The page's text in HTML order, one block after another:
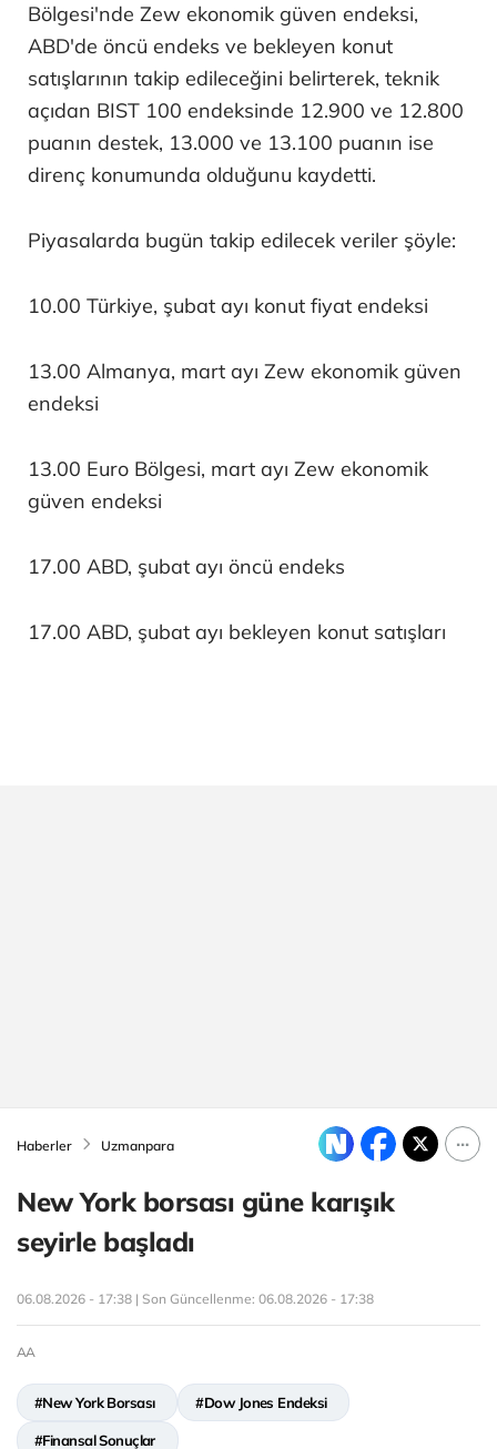
Bölgesi'nde Zew ekonomik güven endeksi,
ABD'de öncü endeks ve bekleyen konut
satışlarının takip edileceğini belirterek, teknik
açıdan BIST 100 endeksinde 12.900 ve 12.800
puanın destek, 13.000 ve 13.100 puanın ise
direnç konumunda olduğunu kaydetti.
Piyasalarda bugün takip edilecek veriler şöyle:
10.00 Türkiye, şubat ayı konut fiyat endeksi
13.00 Almanya, mart ayı Zew ekonomik güven
endeksi
13.00 Euro Bölgesi, mart ayı Zew ekonomik
güven endeksi
17.00 ABD, şubat ayı öncü endeks
17.00 ABD, şubat ayı bekleyen konut satışları
Haberler Uzmanpara
New York borsası güne karışık
seyirle başladı
06.08.2026 - 17:38 | Son Güncellenme: 06.08.2026 - 17:38
AA
#New York Borsası #Dow Jones Endeksi
#Finansal Sonuçlar